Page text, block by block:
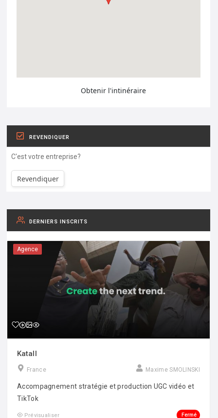
Obtenir l'intinéraire
REVENDIQUER
C'est votre entreprise?
Revendiquer
DERNIERS INSCRITS
Agence
Katall
France Maxime SMOLINSKI
Accompagnement stratégie et production UGC vidéo et
TikTok
Prévisualiser Fermé